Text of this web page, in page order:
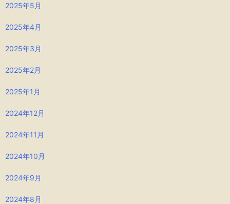
2025年5月
2025年4月
2025年3月
2025年2月
2025年1月
2024年12月
2024年11月
2024年10月
2024年9月
2024年8月